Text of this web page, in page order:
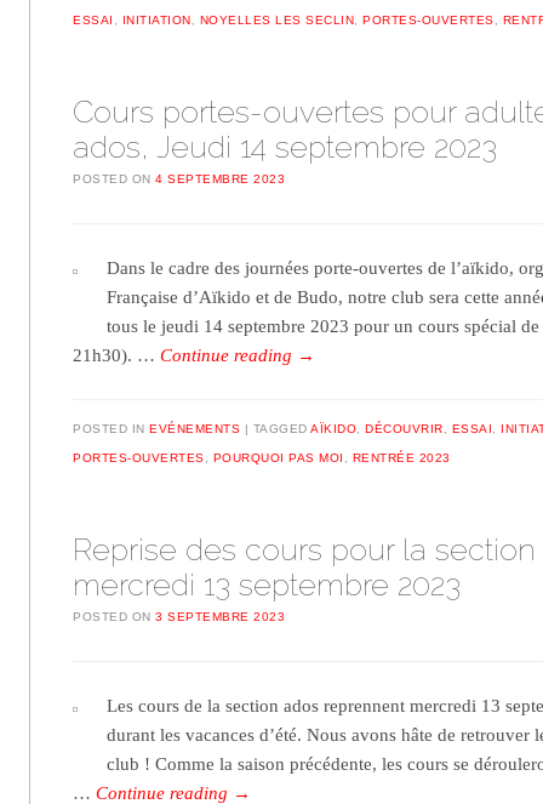
ESSAI , INITIATION , NOYELLES LES SECLIN, PORTES-OUVERTES,
Cours portes-ouvertes pour
ados, Jeudi 14 septembre 2023
POSTED ON4 SEPTEMBRE 2023
Dans le cadre des journées porte-ouvertes de l’aïkido,
Française d’Aïkido et de Budo, notre club sera cette
tous le jeudi 14 septembre 2023 pour un cours spécial
21h30). …Continue reading →
POSTED INEVÉNEMENTS TAGGEDAÏKIDO,DÉCOUVRIR, ESSAI,
PORTES-OUVERTES, POURQUOI PAS MOI , RENTRÉE 2023
Reprise des cours pour la section
mercredi 13 septembre 2023
POSTED ON3 SEPTEMBRE 2023
Les cours de la section ados reprennent mercredi 13
durant les vacances d’été. Nous avons hâte de retrouver
club ! Comme la saison précédente, les cours se
…Continue reading →